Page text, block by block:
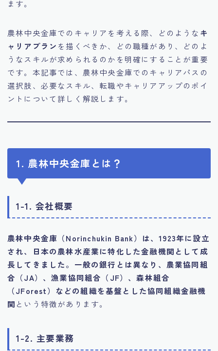
ます。
農林中央金庫でのキャリアを考える際、どのような キ
ャリアプラン を描くべきか、どの職種があり、どのよ
うなスキルが求められるのかを明確にすることが重要
です。本記事では、農林中央金庫でのキャリアパスの
選択肢、必要なスキル、転職やキャリアアップのポイ
ントについて詳しく解説します。
1. 農林中央金庫とは？
1-1. 会社概要
農林中央金庫（Norinchukin Bank）は、1923年に設立
され、日本の農林水産業に特化した金融機関として成
長してきました。一般の銀行とは異なり、農業協同組
合（JA）、漁業協同組合（JF）、森林組合
（JForest）などの組織を基盤とした協同組織金融機
関 という特徴があります。
1-2. 主要業務